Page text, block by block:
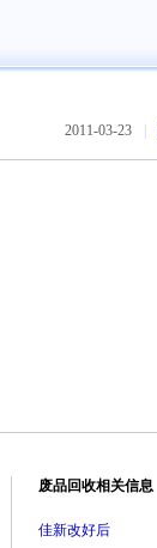
2011-03-23
废品回收相关信息
佳新改好后